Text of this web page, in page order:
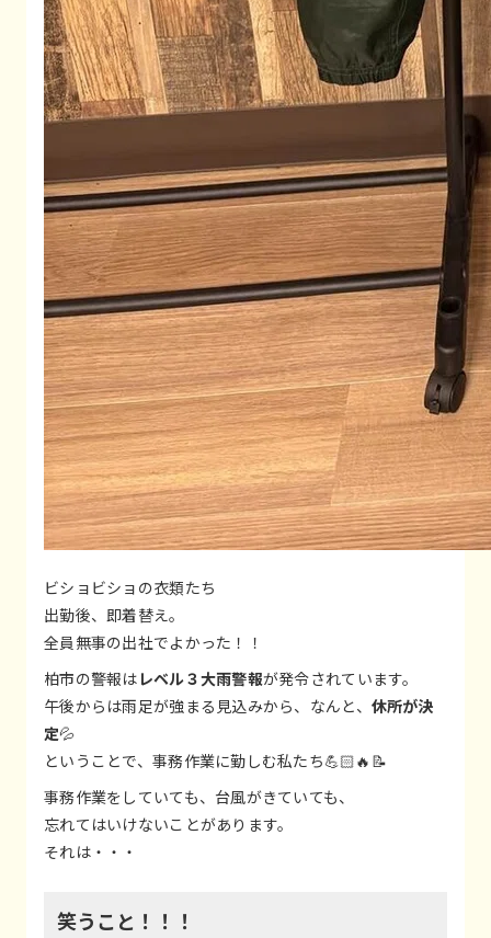
ビショビショの衣類たち
出勤後、即着替え。
全員無事の出社でよかった！！
柏市の警報は レベル３大雨警報が発令されています。
午後からは雨足が強まる見込みから、なんと、 休所が決
定💦
ということで、事務作業に勤しむ私たち💪🏻🔥📝
事務作業をしていても、台風がきていても、
忘れてはいけないことがあります。
それは・・・
笑うこと！！！